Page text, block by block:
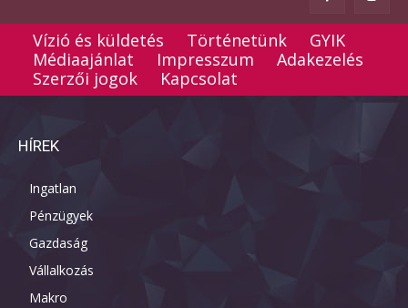
Vízió és küldetés Történetünk
GYIK
Médiaajánlat
Impresszum
Adakezelés
Szerzői jogok
Kapcsolat
HÍREK
Ingatlan
Pénzügyek
Gazdaság
Vállalkozás
Makro